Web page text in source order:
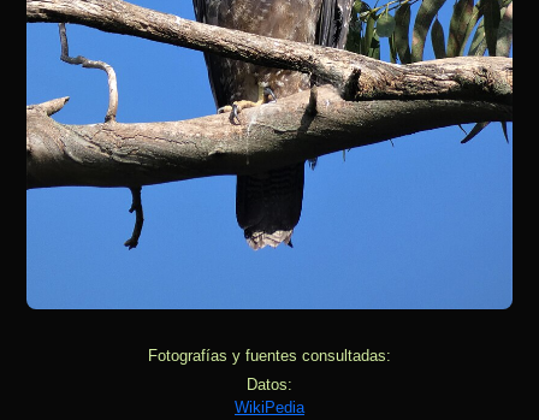
Fotografías y fuentes consultadas:
Datos:
WikiPedia